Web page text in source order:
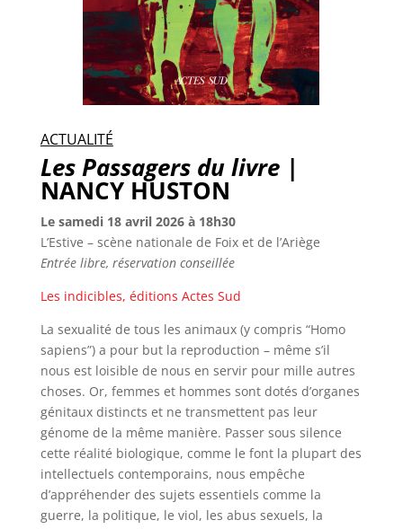
ACTUALITÉ
Les Passagers du livre |
NANCY HUSTON
Le samedi 18 avril 2026 à 18h30
L’Estive – scène nationale de Foix et de l’Ariège
Entrée libre, réservation conseillée
Les indicibles, éditions Actes Sud
La sexualité de tous les animaux (y compris “Homo
sapiens”) a pour but la reproduction – même s’il
nous est loisible de nous en servir pour mille autres
choses. Or, femmes et hommes sont dotés d’organes
génitaux distincts et ne transmettent pas leur
génome de la même manière. Passer sous silence
cette réalité biologique, comme le font la plupart des
intellectuels contemporains, nous empêche
d’appréhender des sujets essentiels comme la
guerre, la politique, le viol, les abus sexuels, la